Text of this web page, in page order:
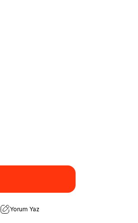
Yorum Yaz